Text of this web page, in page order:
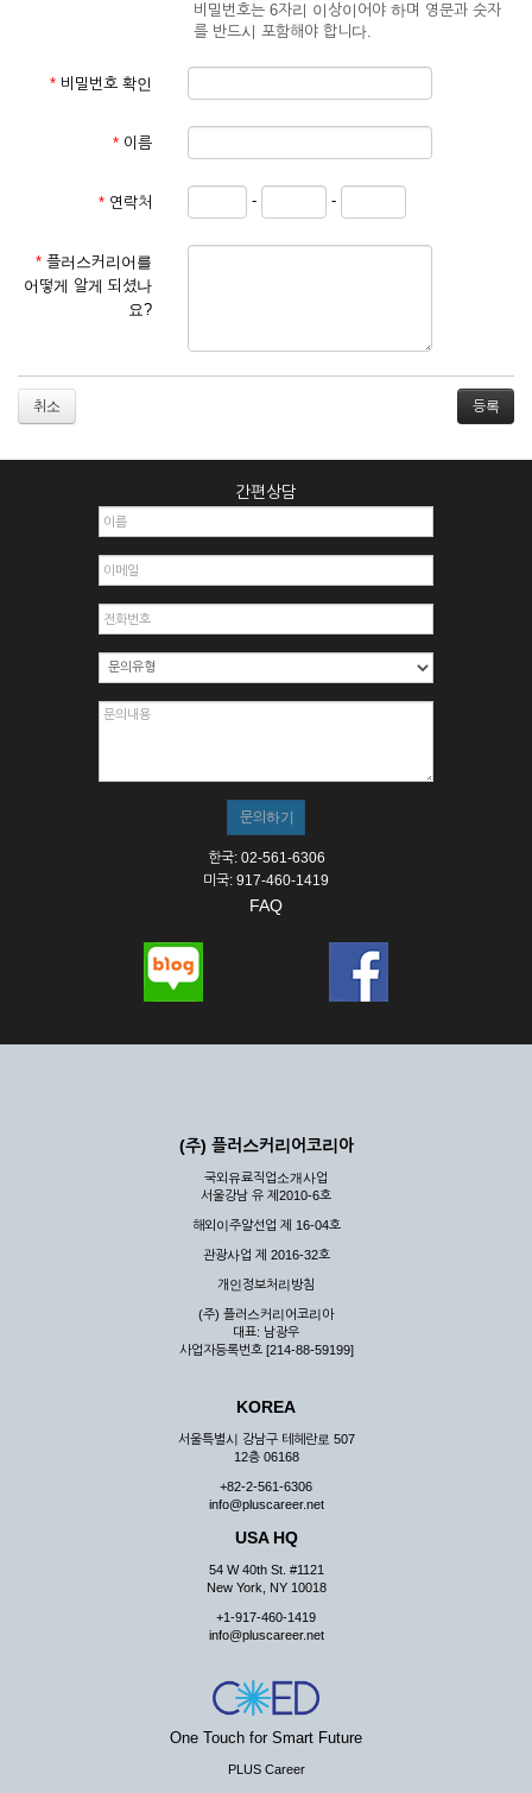
제3조 (약관의 외 준칙)
관계법령의 규정에 따릅니다.
① 서비스 이용계약은 서비스 이용 희망자가 본 약관에 동의한
를 심사, 승낙함으로써 성립하며, 회사는 신청자의 실명 확인 절
차를 밟을 수 있습니다.
② 회원가입시 입력한 ID는 변경할 수 없으며, 회원 1인당 한 개
의 ID가 발급됩니다. 부득이한 경우로 인해 변경하고자 하는 경
거절하거나 취소할 수 있으며, 실명으로 등록하지 않은 자의 일
2. 개인정보를 허위로 기재하여 신청할 경우
3. 경쟁 관게에 있는 이용자가 신청할 경우
4. 타인의 서비스 이용을 방해하거나, 정보를 도용한 경우
6. 이용자가 영업활동 또는 부정한 용도로 본 서비스를 이용할
7. 회사의 정보를 사전 승낙 없이 전재, 변조, 복사하여 이용하
8. 기타 회사가 정한 제반 사항을 위반하며 신청하는 경우
제5조 (서비스의 이용 및 중지)
② 시스템 점검, 교체 및 고장, 기술적인 이유, 국가비상사태, 정
스가 불가능할 경우 회사는 사전 공지나 예고 없이 서비스의 전
부 또는 일부를 일시적 또는 영구적으로 중지할 수 있습니다.
③ 기타 회사는 서비스를 제공할 수 없는 합당한 사유가 발생한
④ 회사는 제 2항 및 제 3항의 사유로 서비스의 제공이 일시적
여 배상하지 않습니다.
제3장 권리 및 의무
공할 수 있도록 최선의 노력을 다하여야 합니다.
게 누설, 배포하여서는 안됩니다. 다만, 관계법령에 의하여 국가
기관 등의 합법적인 요구가 있는 경우에는 해당 되지 않습니다.
③ 회사는 이용자로부터 제기되는 의견이나 불만이 정당하다고
인정할 경우에는 즉시 처리하여야 하며, 즉시 처리가 곤란한 경
우 그 처리를 위해 노력해야 합니다.
제7조 (회원의 의무)
① 회원은 ID와 비밀 번호에 관한 모든 관리의 책임이 있으며
② 회원은 이용신청서의 기재내용 중 변경된 내용이 있는 경우
서비스를 통하여 그 내용을 회사에 통지하여야 합니다.
③ 다른 회원의 ID와 비밀번호를 부당하게 사용하는 행위를
④ 회원은 회사의 서비스에서 타 사이트의 홍보행위를 하지 않
아야 하며 공공질서나 미풍약속에 위배되는 내용 혹은 저작권을
리 행위도 할 수 없습니다.
사가 통지하는 사항을 준수하여야 하며, 기타 회사의 업무에 방
해되는 행위를 하여서는 아니 됩니다.
제8조 (회원의 관리)
① 회원은 언제든 이 약관에 대한 동의를 철회할 수 있습니다.
비밀번호는 6자리 이상이어야 하며 영문과 숫자
를 반드시 포함해야 합니다.
* 비밀번호 확인
* 이름
* 연락처 - -
* 플러스커리어를
어떻게 알게 되셨나
요?
취소
간편상담
한국: 02-561-6306
미국: 917-460-1419
FAQ
(주) 플러스커리어코리아
국외유료직업소개사업
서울강남 유 제2010-6호
해외이주알선업 제 16-04호
관광사업 제 2016-32호
개인정보처리방침
(주) 플러스커리어코리아
대표: 남광우
사업자등록번호 [214-88-59199]
KOREA
서울특별시 강남구 테헤란로 507
12층 06168
+82-2-561-6306
info@pluscareer.net
USA HQ
54 W 40th St. #1121
New York, NY 10018
+1-917-460-1419
info@pluscareer.net
One Touch for Smart Future
PLUS Career